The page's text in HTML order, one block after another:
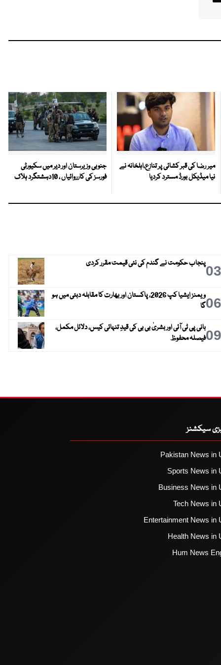
میر رضا کی قبر کشائی پر تنازع،اہلخانہ نے
نیا میڈیکل بورڈ مسترد کردیا
جنوبی وزیرستان اور دیر میں سکیورٹی
فورسز کی کارروائیاں ، 10دہشتگرد ہلاک
03پنجاب حکومت نے گندم کی نئی قیمت مقرر کردی
06
ویمنز ایشیا کپ 2026، پاکستان اور بھارت کا مقابلہ دبئی میں ہو
گا
09بانی پی ٹی آئی اور بشریٰ بی بی کی قیدِ تنہائی کیس، دلائل مکمل،
فیصلہ محفوظ
سیکشنز
Pakistan News in
Sports News in
Business News in
Tech News in
Entertainment News in
Health News in
Hum News